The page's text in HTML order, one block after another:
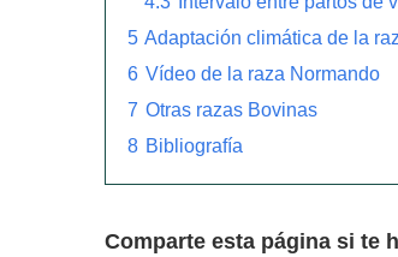
5 Adaptación climática de la
6 Vídeo de la raza Normando
7 Otras razas Bovinas
8 Bibliografía
Comparte esta página si te